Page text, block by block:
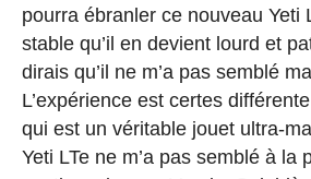
pourra ébranler ce nouveau Yeti
stable qu’il en devient lourd et
dirais qu’il ne m’a pas semblé
L’expérience est certes
qui est un véritable jouet ultra-
Yeti LTe ne m’a pas semblé à la